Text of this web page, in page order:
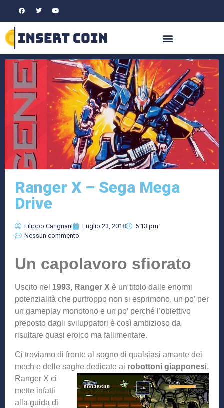
Ranger X – Sega Mega
Drive
Filippo Carignani Luglio 23, 2018
5:13 pm
Nessun commento
Un capolavoro sfiorato
Uscito nel 1993, Ranger X è un titolo dalle enormi
potenzialità che purtroppo non si esprimono, un po’ per
un gameplay monotono e un po’ perché l’obiettivo
preposto dagli sviluppatori è così ambizioso da
risultare quasi eroico ma fallimentare.
Ci troviamo di fronte al sogno di qualsiasi amante dei
mech e delle saghe dedicate ai robottoni giapponesi.
Ranger X ci
mette infatti
alla guida di